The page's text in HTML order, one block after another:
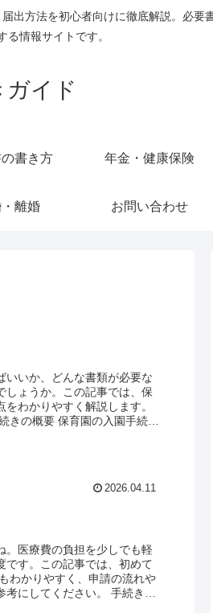
方法を初心者向けに徹底解説。必
る情報サイトです。
ガイド
書き方 年金・健康保険
離婚 お問い合わせ
いいか、どんな書類が必要な
しょうか。この記事では、保
わかりやすく解説します。
きの概要 保育園の入園手続き
2026.04.11
。医療費の負担を少しでも軽
です。この記事では、初めて
わかりやすく、申請の流れや
にしてください。 手続きの